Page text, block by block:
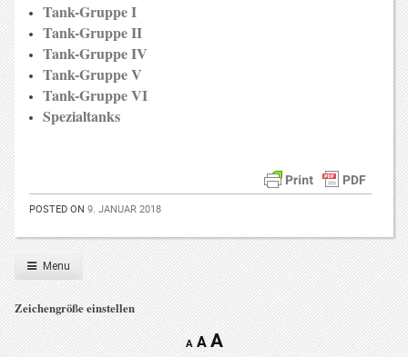
Tank-Gruppe I
Tank-Gruppe II
Tank-Gruppe IV
Tank-Gruppe V
Tank-Gruppe VI
Spezialtanks
POSTED ON 9. JANUAR 2018
Menu
Zeichengröße einstellen
A A A